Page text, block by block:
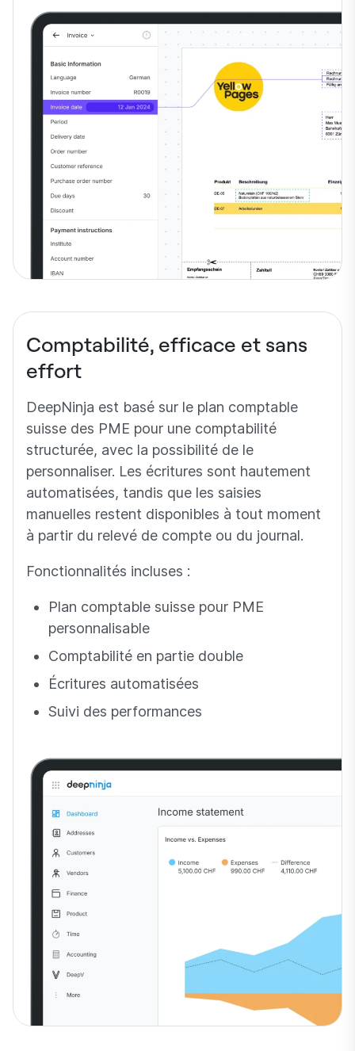
Comptabilité, efficace et sans
effort
DeepNinja est basé sur le plan comptable
suisse des PME pour une comptabilité
structurée, avec la possibilité de le
personnaliser. Les écritures sont hautement
automatisées, tandis que les saisies
manuelles restent disponibles à tout moment
à partir du relevé de compte ou du journal.
Fonctionnalités incluses :
Plan comptable suisse pour PME
personnalisable
Comptabilité en partie double
Écritures automatisées
Suivi des performances